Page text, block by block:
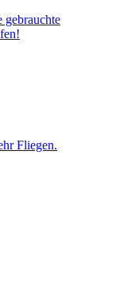
gebrauchte